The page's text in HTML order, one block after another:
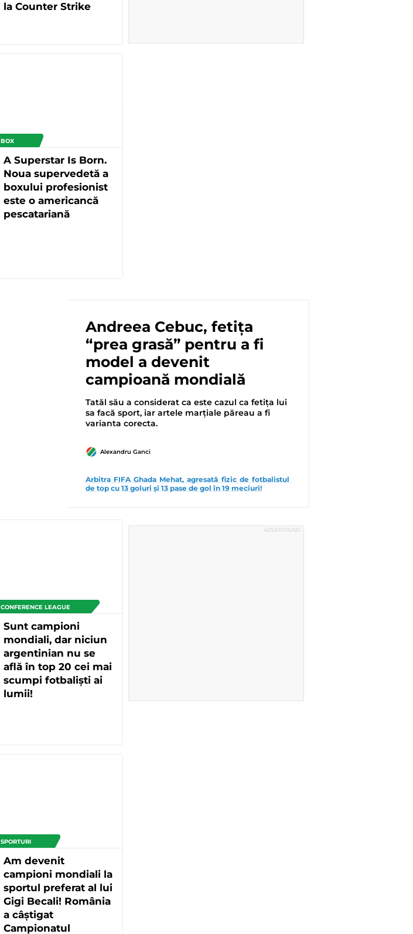
la Counter Strike
BOX
A Superstar Is Born.
Noua supervedetă a
boxului profesionist
este o americancă
pescatariană
Andreea Cebuc, fetița
“prea grasă” pentru a fi
model a devenit
campioană mondială
Tatăl său a considerat ca este cazul ca fetița lui
sa facă sport, iar artele marțiale păreau a fi
varianta corecta.
Alexandru Ganci
Arbitra FIFA Ghada Mehat, agresată fizic de fotbalistul
de top cu 13 goluri și 13 pase de gol în 19 meciuri!
CONFERENCE LEAGUE
Sunt campioni
mondiali, dar niciun
argentinian nu se
află în top 20 cei mai
scumpi fotbaliști ai
lumii!
SPORTURI
Am devenit
campioni mondiali la
sportul preferat al lui
Gigi Becali! România
a câștigat
Campionatul